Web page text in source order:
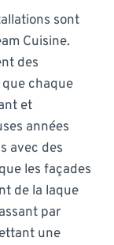
sont
Cuisine.
des
chaque
et
années
avec des
les façades
de la laque
par
une